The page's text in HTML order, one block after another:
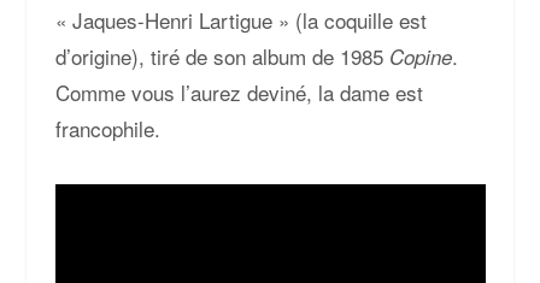
« Jaques-Henri Lartigue » (la coquille est
d’origine), tiré de son album de 1985 Copine.
Comme vous l’aurez deviné, la dame est
francophile.